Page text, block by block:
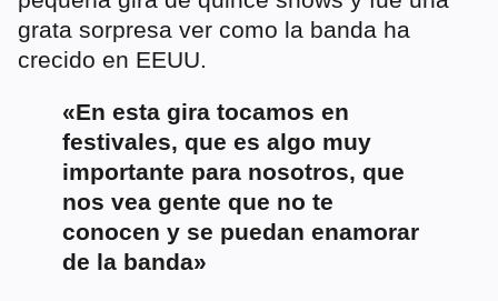
grata sorpresa ver como la banda ha
crecido en EEUU.
«En esta gira tocamos en
festivales, que es algo muy
importante para nosotros, que
nos vea gente que no te
conocen y se puedan enamorar
de la banda»